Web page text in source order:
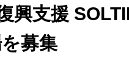
興支援
募集